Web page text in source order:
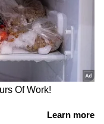
മരുന്ന്,
വ്യാപ്തിയിലും
അളവിൽ